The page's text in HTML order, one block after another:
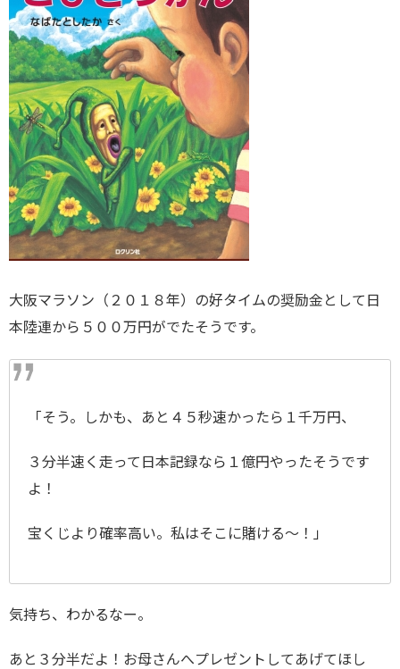
大阪マラソン（２０１８年）の好タイムの奨励金として日
本陸連から５００万円がでたそうです。
「そう。しかも、あと４５秒速かったら１千万円、
３分半速く走って日本記録なら１億円やったそうです
よ！
宝くじより確率高い。私はそこに賭ける～！」
気持ち、わかるなー。
あと３分半だよ！お母さんへプレゼントしてあげてほし